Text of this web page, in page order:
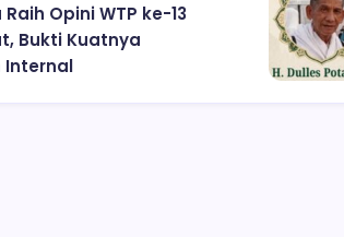
Opini WTP ke-13
Bukti Kuatnya
Internal